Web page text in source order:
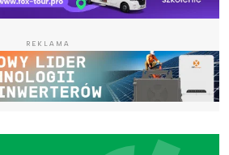
REKLAMA